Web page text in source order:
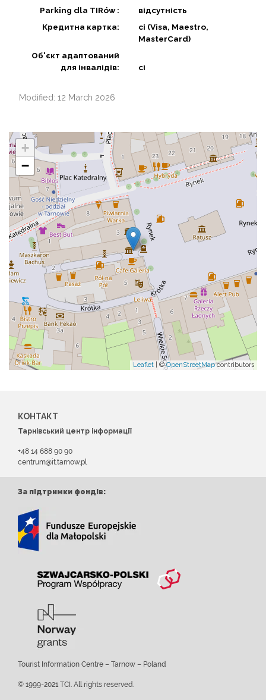
Parking dla TIRów :
відсутність
Кредитна картка:
сі (Visa, Maestro,
MasterCard)
Об'єкт адаптований
для інвалідів:
сі
Modified: 12 March 2026
+
−
Leaflet | ©OpenStreetMapcontributors
КОНТАКТ
Тарнівський центр інформації
+48 14 688 90 90
centrum@it.tarnow.pl
За підтримки фондів:
Tourist Information Centre – Tarnow – Poland
© 1999-2021 TCI. All rights reserved.